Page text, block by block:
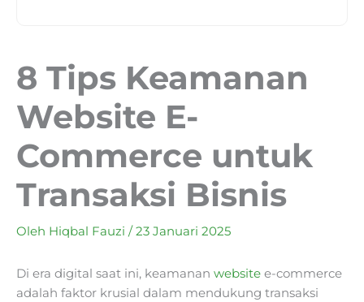
8 Tips Keamanan
Website E-
Commerce untuk
Transaksi Bisnis
Oleh Hiqbal Fauzi /23 Januari 2025
Di era digital saat ini, keamanan website e-commerce
adalah faktor krusial dalam mendukung transaksi